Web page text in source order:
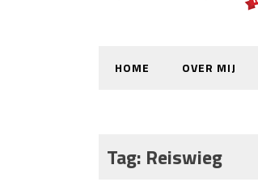
HOME OVER MIJ
Tag: Reiswieg